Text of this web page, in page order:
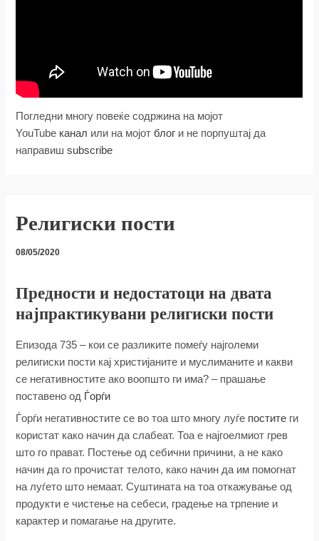
Погледни многу повеќе содржина на мојот
YouTube канал или на мојот блог и не порпуштај да
направишsubscribe
Религиски пости
08/05/2020
Предности и недостатоци на двата
најпрактикувани религиски пости
Епизода 735 – кои се разликите помеѓу најголеми
религиски пости кај христијаните и муслиманите и какви
се негативностите ако воопшто ги има? – прашање
поставено од Ѓорѓи
Ѓорѓи негативностите се во тоа што многу луѓе постите ги
користат како начин да слабеат. Тоа е најгоелмиот грев
што го прават. Постење од себични причини, а не како
начин да го прочистат телото, како начин да им помогнат
на луѓето што немаат. Суштината на тоа откажување од
продукти е чистење на себеси, градење на трпение и
карактер и помагање на другите.